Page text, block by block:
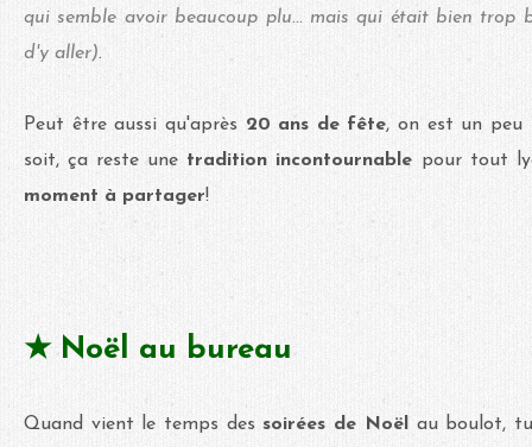
qui semble avoir beaucoup plu... mais qui était bien trop
d'y aller).
Peut être aussi qu'après 20 ans de fête, on est un peu
soit, ça reste une tradition incontournable pour tout
moment à partager!
★ Noël au bureau
Quand vient le temps des soirées de Noël
au boulot,